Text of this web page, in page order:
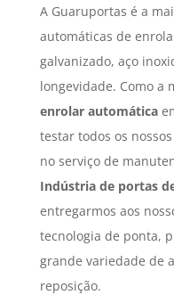
A Guaruportas é a
automáticas de
galvanizado, aço
longevidade. Como a
enrolar automática
testar todos os
no serviço de
Indústria de portas
entregarmos aos
tecnologia de ponta,
grande variedade de
reposição.